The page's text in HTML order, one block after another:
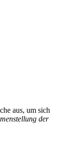
aus, um sich
der